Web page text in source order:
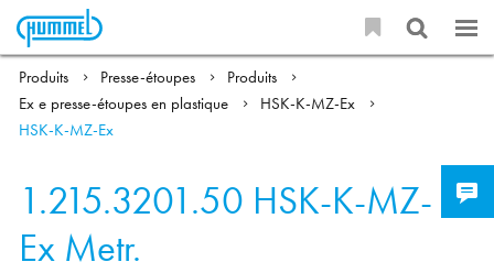
Produits Presse-étoupes
Produits
Ex e presse-étoupes en plastique
HSK-K-MZ-Ex
HSK-K-MZ-Ex
1.215.3201.50 HSK-K-MZ-
Ex Metr.